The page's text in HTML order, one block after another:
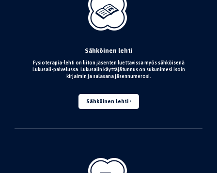
Sähköinen lehti
Fysioterapia-lehti on liiton jäsenten luettavissa myös sähköisenä
Lukusali-palvelussa. Lukusalin käyttäjätunnus on sukunimesi isoin
kirjaimin ja salasana jäsennumerosi.
Sähköinen lehti